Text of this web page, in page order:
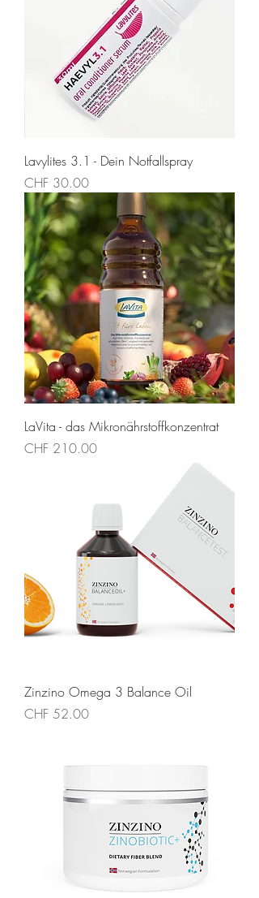
Lavylites 3.1 - Dein Notfallspray
Preis
CHF 30.00
LaVita - das Mikronährstoffkonzentrat
Preis
CHF 210.00
Zinzino Omega 3 Balance Oil
Preis
CHF 52.00